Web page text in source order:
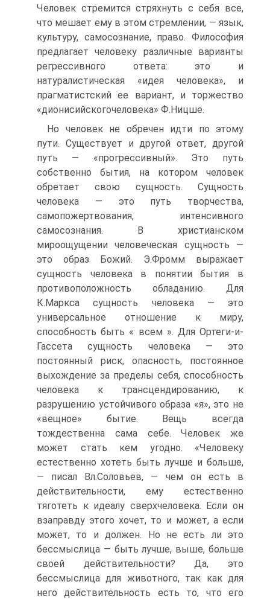
Человек стремится стряхнуть с себя все,
что мешает ему в этом стремлении, — язык,
культуру, самосознание, право. Философия
предлагает человеку различные варианты
регрессивного ответа: это и
натуралистическая «идея человека», и
прагматистский ее вариант, и торжество
«дионисийскогочеловека» Ф.Ницше.
Но человек не обречен идти по этому
пути. Существует и другой ответ, другой
путь — «прогрессивный». Это путь
собственно бытия, на котором человек
обретает свою сущность. Сущность
человека — это путь творчества,
самопожертвования, интенсивного
самосознания. В христианском
мироощущении человеческая сущность —
это образ Божий. Э.Фромм выражает
сущность человека в понятии бытия в
противоположность обладанию. Для
К.Маркса сущность человека — это
универсальное отношение к миру,
способность быть « всем ». Для Ортеги-и-
Гассета сущность человека — это
постоянный риск, опасность, постоянное
выхождение за пределы себя, способность
человека к трансцендированию, к
разрушению устойчивого образа «я», это не
«вещное» бытие. Вещь всегда
тождественна сама себе. Человек же
может стать кем угодно. «Человеку
естественно хотеть быть лучше и больше,
— писал Вл.Соловьев, — чем он есть в
действительности, ему естественно
тяготеть к идеалу сверхчеловека. Если он
взаправду этого хочет, то и может, а если
может, то и должен. Но не есть ли это
бессмыслица — быть лучше, выше, больше
своей действительности? Да, это
бессмыслица для животного, так как для
него действительность есть то, что его